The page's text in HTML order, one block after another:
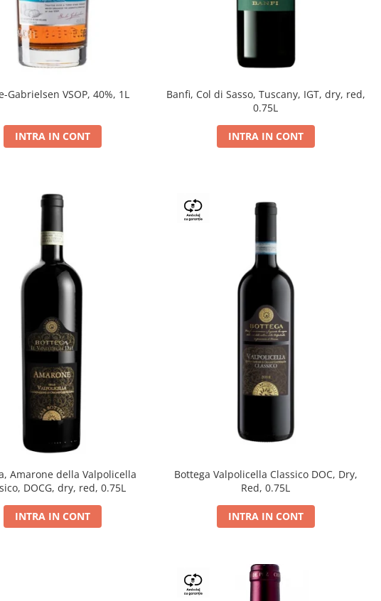
Gabrielsen VSOP, 40%, 1L
INTRA IN CONT
Banfi, Col di Sasso, Tuscany, IGT, dry, red,
0.75L
INTRA IN CONT
Amarone della Valpolicella
DOCG, dry, red, 0.75L
INTRA IN CONT
Bottega Valpolicella Classico DOC, Dry,
Red, 0.75L
INTRA IN CONT